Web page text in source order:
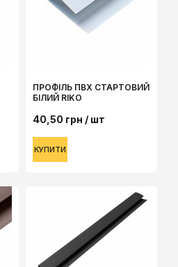
ПРОФІЛЬ ПВХ СТАРТОВИЙ
БІЛИЙ RIKO
40,50 грн / шт
КУПИТИ